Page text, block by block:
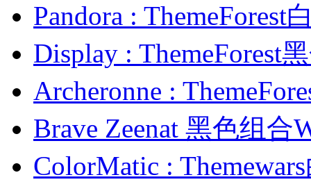
Pandora : ThemeForest
Display : ThemeForest
Archeronne :
Brave Zeenat 黑色组合
ColorMatic :